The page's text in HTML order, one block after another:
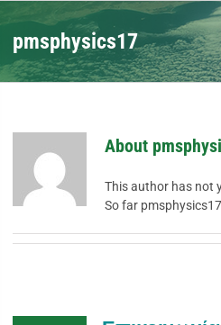
pmsphysics17
About
This author has not
So far